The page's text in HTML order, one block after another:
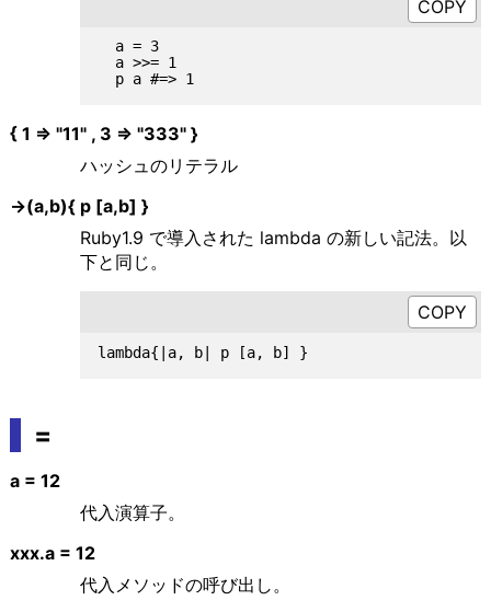
  a = 3
  a >>= 1
  p a #=> 1
{ 1 => "11" , 3 => "333" }
ハッシュのリテラル
->(a,b){ p [a,b] }
Ruby1.9 で導入された lambda の新しい記法。以
下と同じ。
=
a = 12
代入演算子。
xxx.a = 12
代入メソッドの呼び出し。